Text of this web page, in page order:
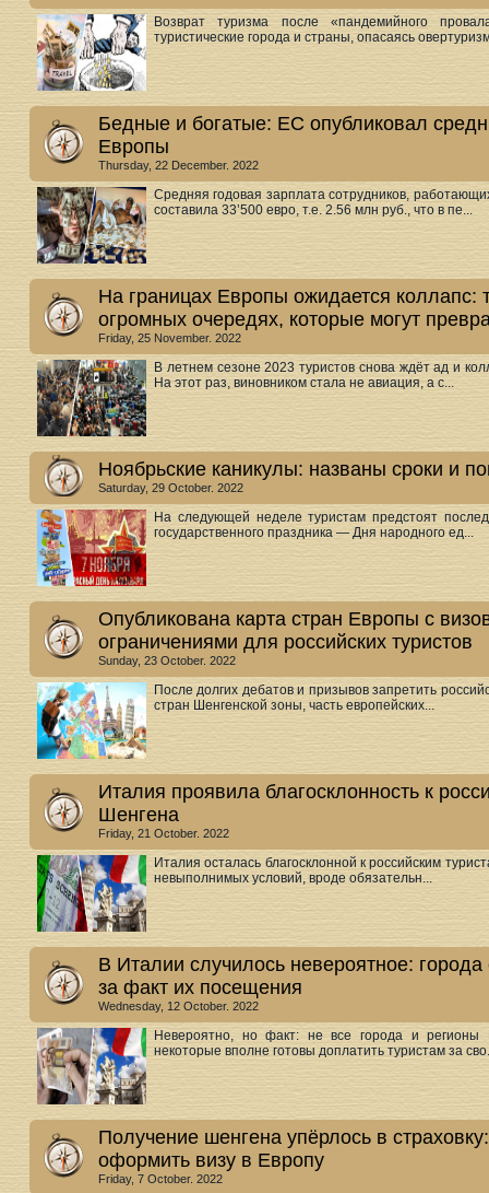
Возврат туризма после «пандемийного
туристические города и страны, опасаясь
Бедные и богатые: ЕС опубликовал
Европы
Thursday, 22 December. 2022
Средняя годовая зарплата сотрудников,
составила 33’500 евро, т.е. 2.56 млн руб., что в пе...
На границах Европы ожидается коллапс:
огромных очередях, которые могут
Friday, 25 November. 2022
В летнем сезоне 2023 туристов снова ждёт ад и
На этот раз, виновником стала не авиация, а с...
Ноябрьские каникулы: названы сроки и
Saturday, 29 October. 2022
На следующей неделе туристам предстоят
государственного праздника — Дня народного ед...
Опубликована карта стран Европы с
ограничениями для российских туристов
Sunday, 23 October. 2022
После долгих дебатов и призывов запретить
стран Шенгенской зоны, часть европейских...
Италия проявила благосклонность к
Шенгена
Friday, 21 October. 2022
Италия осталась благосклонной к российским
невыполнимых условий, вроде обязательн...
В Италии случилось невероятное:
за факт их посещения
Wednesday, 12 October. 2022
Невероятно, но факт: не все города и регионы
некоторые вполне готовы доплатить туристам за
Получение шенгена упёрлось в
оформить визу в Европу
Friday, 7 October. 2022